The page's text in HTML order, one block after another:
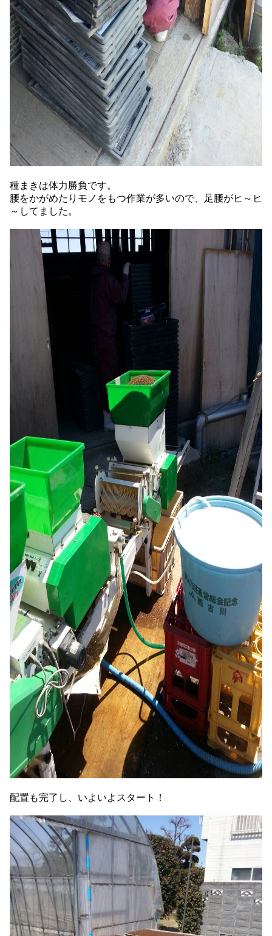
種まきは体力勝負です。
腰をかがめたりモノをもつ作業が多いので、足腰がヒ～ヒ
～してました。
配置も完了し、いよいよスタート！